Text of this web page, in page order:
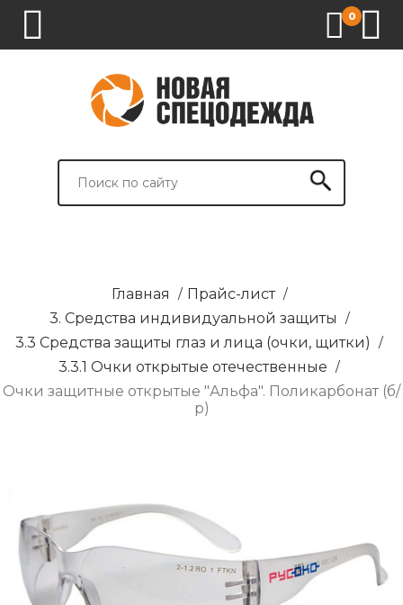
0
СПЕЦОДЕЖДА
СПЕЦОБУВЬ
СРЕДСТВА
ВСПОМОГАТЕЛЬНЫЕ
БРЕНДИРОВАНИЕ
Главная / Прайс-лист /
3. Средства индивидуальной защиты /
3.3 Средства защиты глаз и лица (очки, щитки) /
3.3.1 Очки открытые отечественные /
Очки защитные открытые "Альфа". Поликарбонат (б/
р)